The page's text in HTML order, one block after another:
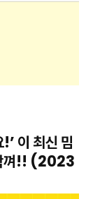
이 최신 밈
껴!! (2023